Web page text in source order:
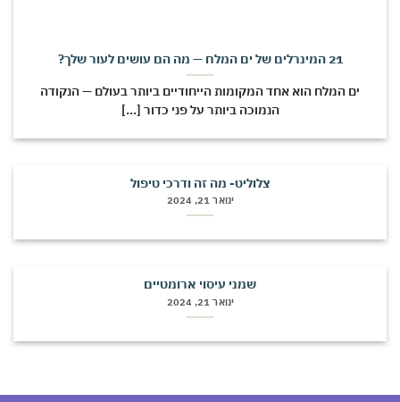
21 המינרלים של ים המלח — מה הם עושים לעור שלך?
ים המלח הוא אחד המקומות הייחודיים ביותר בעולם — הנקודה
הנמוכה ביותר על פני כדור [...]
צלוליט- מה זה ודרכי טיפול
ינואר 21, 2024
שמני עיסוי ארומטיים
ינואר 21, 2024